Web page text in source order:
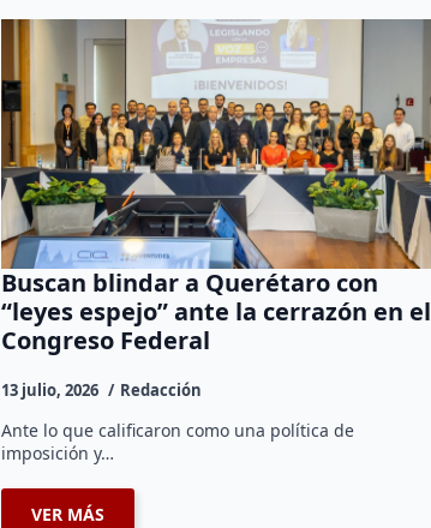
Buscan blindar a Querétaro con
“leyes espejo” ante la cerrazón en el
Congreso Federal
13 julio, 2026 Redacción
Ante lo que calificaron como una política de
imposición y…
VER MÁS